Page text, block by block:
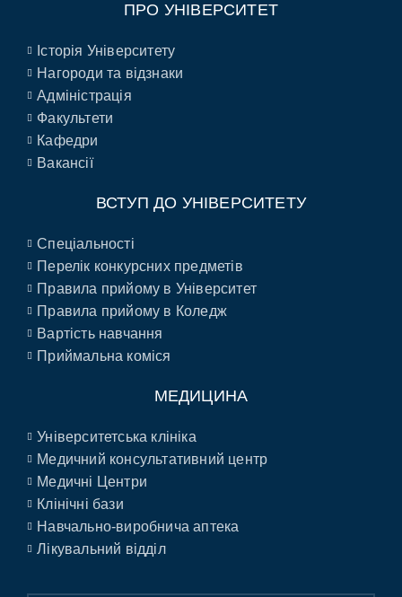
ПРО УНІВЕРСИТЕТ
Історія Університету
Нагороди та відзнаки
Адміністрація
Факультети
Кафедри
Вакансії
ВСТУП ДО УНІВЕРСИТЕТУ
Спеціальності
Перелік конкурсних предметів
Правила прийому в Університет
Правила прийому в Коледж
Вартість навчання
Приймальна коміся
МЕДИЦИНА
Університетська клініка
Медичний консультативний центр
Медичні Центри
Клінічні бази
Навчально-виробнича аптека
Лікувальний відділ